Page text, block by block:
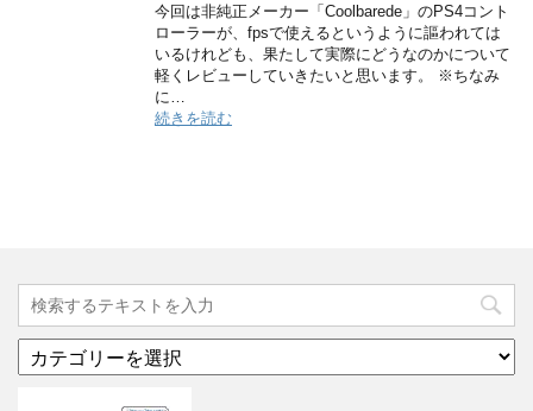
今回は非純正メーカー「Coolbarede」のPS4コント
ローラーが、fpsで使えるというように謳われては
いるけれども、果たして実際にどうなのかについて
軽くレビューしていきたいと思います。 ※ちなみ
に…
続きを読む
テ